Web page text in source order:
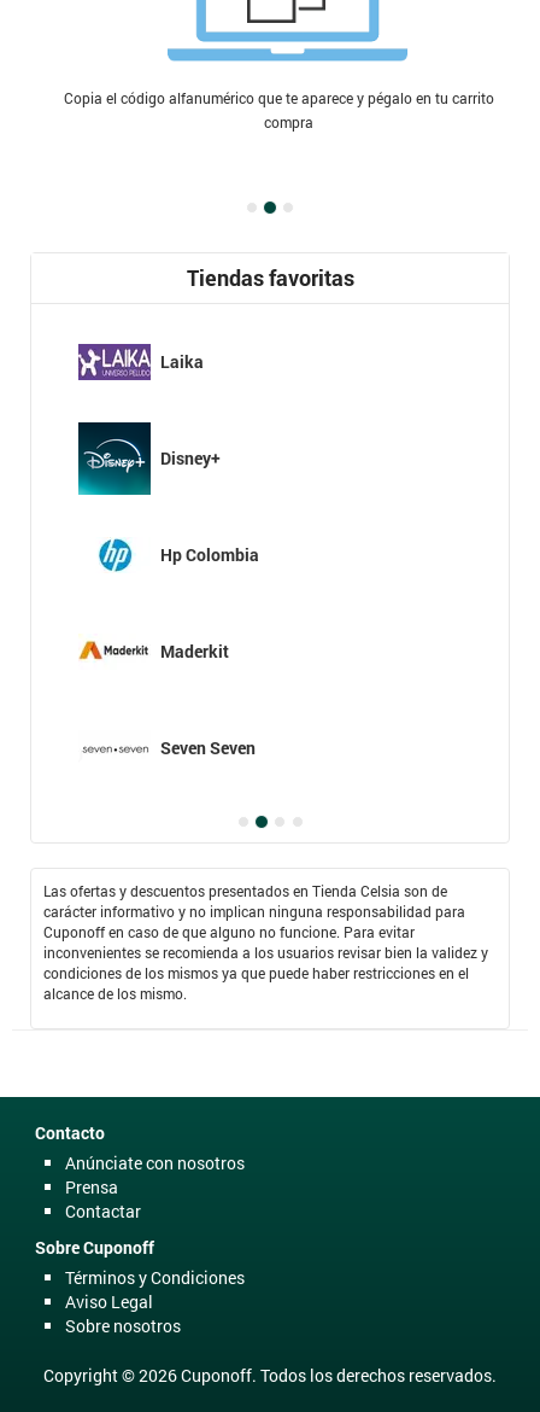
Copia el código alfanumérico que te aparece y pégalo en tu carrito de
compra
Tiendas favoritas
Laika
Disney+
Hp Colombia
Maderkit
Seven Seven
Las ofertas y descuentos presentados en Tienda Celsia son de
carácter informativo y no implican ninguna responsabilidad para
Cuponoff en caso de que alguno no funcione. Para evitar
inconvenientes se recomienda a los usuarios revisar bien la validez y
condiciones de los mismos ya que puede haber restricciones en el
alcance de los mismo.
Contacto
Anúnciate con nosotros
Prensa
Contactar
Sobre Cuponoff
Términos y Condiciones
Aviso Legal
Sobre nosotros
Copyright © 2026 Cuponoff. Todos los derechos reservados.